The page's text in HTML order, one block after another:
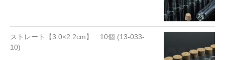
ストレート【3.0×2.2cm】 10個 (13-033-
10)